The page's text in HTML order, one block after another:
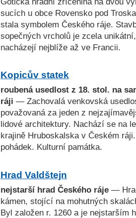
sucích u obce Rovensko pod
stala symbolem Českého ráje.
sopečných vrcholů je zcela
nacházejí nejblíže až ve Francii.
Kopicův statek
roubená usedlost z 18. stol. na
ráji — Zachovalá venkovská
považovaná za jeden z
lidové architektury. Nachází se na
krajině Hruboskalska v Českém
pohádek. Kulturní památka.
Hrad Valdštejn
nejstarší hrad Českého ráje —
kámen, stojící na mohutných
Byl založen r. 1260 a je nejstarším